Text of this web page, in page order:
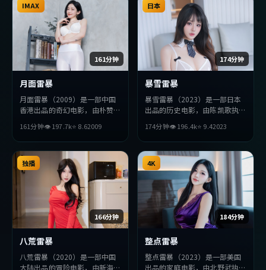
161分钟
IMAX
月面雷暴
月面雷暴（2009）是一部中国
香港出品的奇幻电影，由朴赞郁
·墨菲等主演。影片在叙事与
视听上力求突破，探讨人性与抉
择，节奏张弛有度，适合喜欢该
类型的观众完整观看。
161分钟👁197.7k⭐ 8.62009
174分钟
日本
暴雪雷暴
暴雪雷暴（2023）是一部日本
出品的历史电影，由陈凯歌执
演。影片在叙事与视听上力求突
破，探讨人性与抉择，节奏张弛
有度，适合喜欢该类型的观众完
整观看。
174分钟👁196.4k⭐ 9.42023
166分钟
独播
八荒雷暴
八荒雷暴（2020）是一部中国
大陆出品的冒险电影，由新海诚
184分钟
4K
整点雷暴
整点雷暴（2023）是一部美国
出品的家庭电影，由北野武执